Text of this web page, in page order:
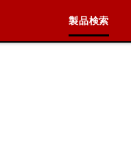
製品検索